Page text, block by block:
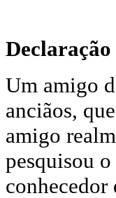
Declaração
Um amigo
anciãos,
amigo
pesquisou